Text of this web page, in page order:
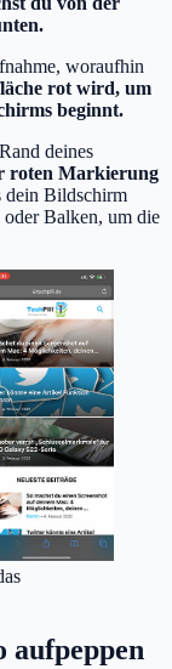
woraufhin
rot wird, um
beginnt.
deines
roten Markierung
dein Bildschirm
Balken, um die
aufpeppen